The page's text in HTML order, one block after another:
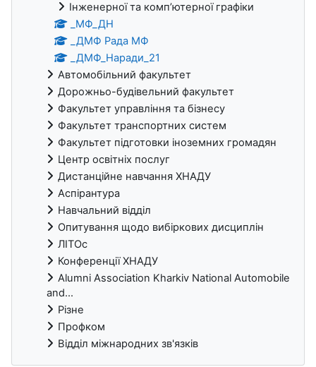
Інженерної та комп’ютерної графіки
_МФ_ДН
_ДМФ Рада МФ
_ДМФ_Наради_21
Автомобільний факультет
Дорожньо-будівельний факультет
Факультет управління та бізнесу
Факультет транспортних систем
Факультет підготовки іноземних громадян
Центр освітніх послуг
Дистанційне навчання ХНАДУ
Аспірантура
Навчальний відділ
Опитування щодо вибіркових дисциплін
ЛІТОс
Конференції ХНАДУ
Alumni Association Kharkiv National Automobile
and...
Різне
Профком
Відділ міжнародних зв'язків